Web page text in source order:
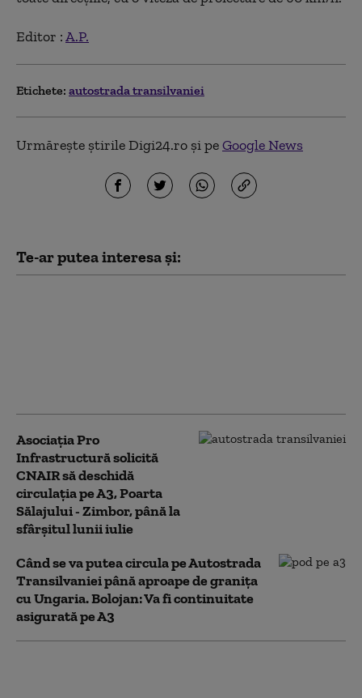
Editor :A.P.
Etichete: autostrada transilvaniei
Urmărește știrile Digi24.ro și peGoogle News
Te-ar putea interesa și:
Asociaţia Pro
Infrastructură solicită
CNAIR să deschidă
circulaţia pe A3, Poarta
Sălajului - Zimbor, până la
sfârşitul lunii iulie
Când se va putea circula pe Autostrada
Transilvaniei până aproape de granița
cu Ungaria. Bolojan: Va fi continuitate
asigurată pe A3